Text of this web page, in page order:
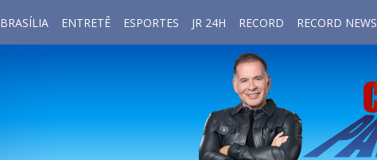
BRASÍLIA ENTRETÊ ESPORTES JR 24H RECORD RECORD NEWS